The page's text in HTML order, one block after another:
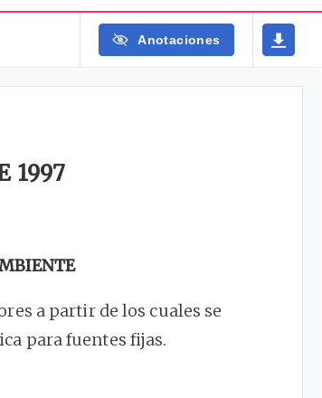
Anotaciones
1997
a partir de los cuales se
para fuentes fijas.